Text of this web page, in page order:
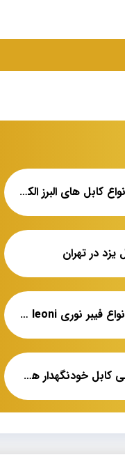
عرضه کننده انواع کابل های البرز الکتریک
یزد در تهران
قیمت خرید انواع فیبر نوری multimode leoni
نمایندگی اصلی کابل خودنگهدار همدان